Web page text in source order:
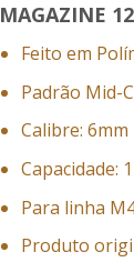
MAGAZINE
Feito em
Padrão Mid-
Calibre: 6mm
Capacidade:
Para linha
Produto